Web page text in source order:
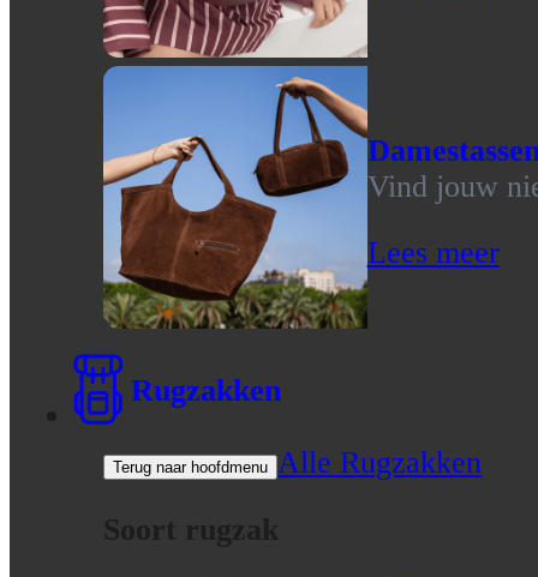
Vind jouw
Lees meer
Rugzakken
Terug naar hoofdmenu Alle Rugzakken
Soort rugzak